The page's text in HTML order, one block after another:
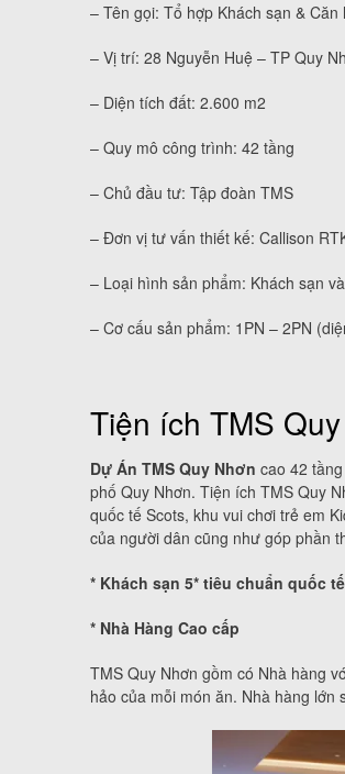
– Tên gọi: Tổ hợp Khách sạn &
– Vị trí: 28 Nguyễn Huệ – TP Quy
– Diện tích đất: 2.600 m2
– Quy mô công trình: 42 tầng
– Chủ đầu tư: Tập đoàn TMS
– Đơn vị tư vấn thiết kế: Callison
– Loại hình sản phẩm: Khách sạn
– Cơ cấu sản phẩm: 1PN – 2PN
Tiện ích TMS
Dự Án TMS Quy Nhơn cao 42
phố Quy Nhơn. Tiện ích TMS Quy
quốc tế Scots, khu vui chơi trẻ em
của người dân cũng như góp phần
* Khách sạn 5* tiêu chuẩn quốc tế
* Nhà Hàng Cao cấp
TMS Quy Nhơn gồm có Nhà hàng
hảo của mỗi món ăn. Nhà hàng